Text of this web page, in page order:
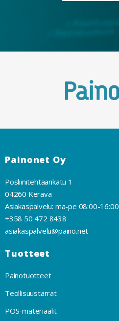
Painonet Oy
Posliinitehtaankatu 1
04260 Kerava
Asiakaspalvelu: ma-pe 08:00-16:00
+358 50 472 8438
asiakaspalvelu@paino.net
Tuotteet
Painotuotteet
Teollisuustarrat
POS-materiaalit